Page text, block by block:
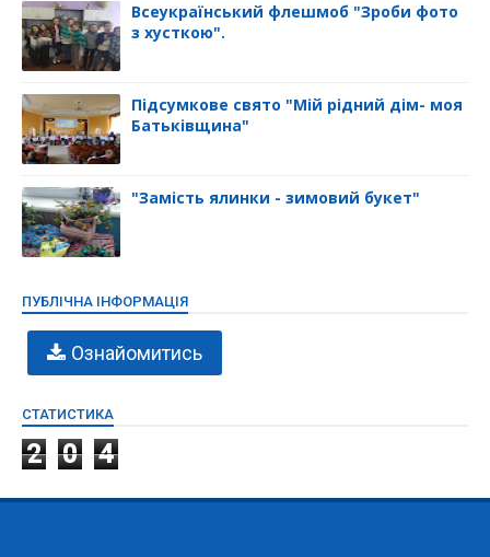
Всеукраїнський флешмоб "Зроби фото
з хусткою".
Підсумкове свято "Мій рідний дім- моя
Батьківщина"
"Замість ялинки - зимовий букет"
ПУБЛІЧНА ІНФОРМАЦІЯ
Ознайомитись
СТАТИСТИКА
2 0 4